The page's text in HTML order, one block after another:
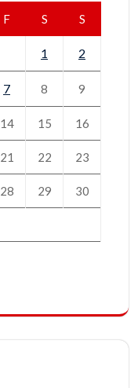
F S S
1 2
7 8 9
14 15 16
21 22 23
28 29 30